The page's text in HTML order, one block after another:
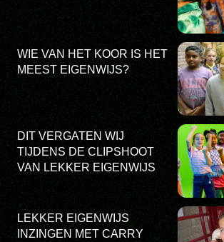
WIE VAN HET KOOR IS HET
MEEST EIGENWIJS?
DIT VERGATEN WIJ
TIJDENS DE CLIPSHOOT
VAN LEKKER EIGENWIJS
LEKKER EIGENWIJS
INZINGEN MET CARRY